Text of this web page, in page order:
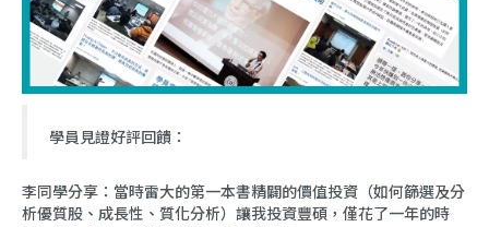
學員見證好評回饋：
李同學分享：當時雷大的第一本書精闢的價值投資（如何篩選及分
析優質股、成長性、質化分析）讓我投資豐碩，僅花了一年的時